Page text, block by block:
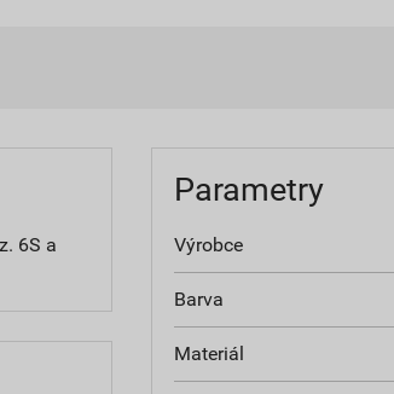
6S a
Parametry
Výrobce
Barva
Materiál